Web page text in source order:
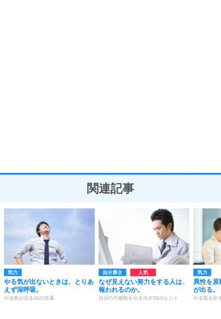
ことが大切。
関連記事
気力
やる気が出ないときは、とりあ
えず深呼吸。
やる気が出る30の言葉
自分磨き
なぜ見えない努力をする人は、
報われるのか。
自分の可能性を引き出す30のヒント
気力
異性を原
が出る。
やる気を出